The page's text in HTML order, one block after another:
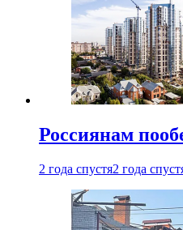
Россиянам
2 года спустя2 года